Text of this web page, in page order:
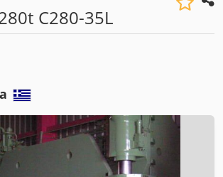
C280-35L